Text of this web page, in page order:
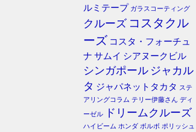
ルミテープ ガラスコーティング
クルーズ コスタクル
ーズ コスタ・フォーチュ
ナ サムイ シアヌークビル
シンガポール ジャカル
タ ジャパネットタカタ ステ
アリングコラム テリー伊藤さん ディ
ーゼル
ドリームクルーズ
ハイビーム ホンダ ボルボ ポリッシュ